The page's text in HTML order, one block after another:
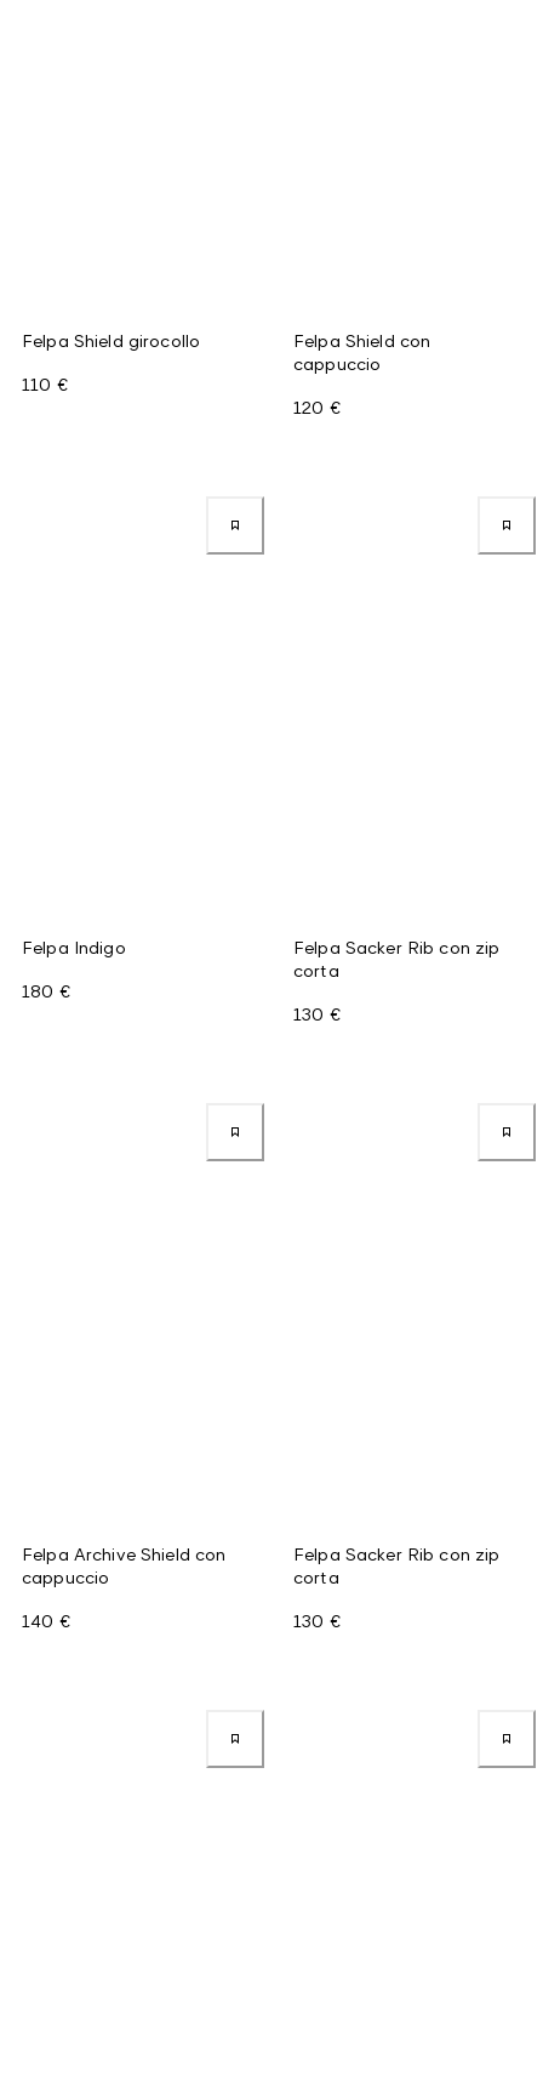
Felpa Shield girocollo
110 €
Felpa Shield con
cappuccio
120 €
Felpa Indigo
180 €
Felpa Sacker Rib con zip
corta
130 €
Felpa Archive Shield con
cappuccio
140 €
Felpa Sacker Rib con zip
corta
130 €